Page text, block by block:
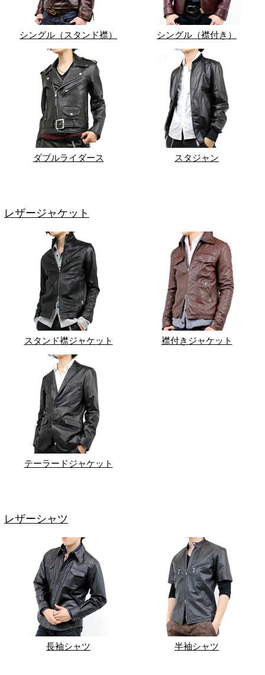
シングル（スタンド襟） シングル（襟付き）
ダブルライダース スタジャン
レザージャケット
スタンド襟ジャケット 襟付きジャケット
テーラードジャケット
レザーシャツ
長袖シャツ 半袖シャツ